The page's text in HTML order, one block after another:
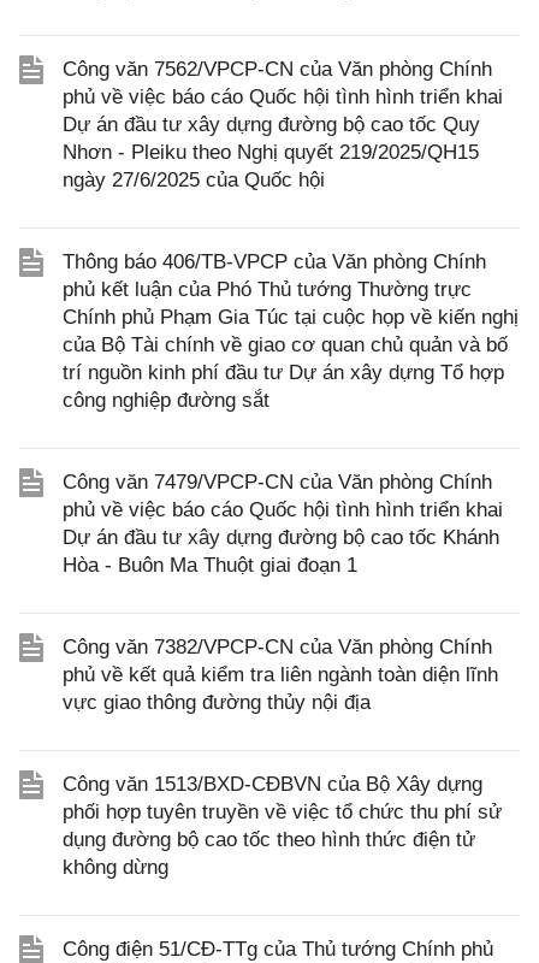
Công văn 7562/VPCP-CN của Văn phòng Chính
phủ về việc báo cáo Quốc hội tình hình triển khai
Dự án đầu tư xây dựng đường bộ cao tốc Quy
Nhơn - Pleiku theo Nghị quyết 219/2025/QH15
ngày 27/6/2025 của Quốc hội
Thông báo 406/TB-VPCP của Văn phòng Chính
phủ kết luận của Phó Thủ tướng Thường trực
Chính phủ Phạm Gia Túc tại cuộc họp về kiến nghị
của Bộ Tài chính về giao cơ quan chủ quản và bố
trí nguồn kinh phí đầu tư Dự án xây dựng Tổ hợp
công nghiệp đường sắt
Công văn 7479/VPCP-CN của Văn phòng Chính
phủ về việc báo cáo Quốc hội tình hình triển khai
Dự án đầu tư xây dựng đường bộ cao tốc Khánh
Hòa - Buôn Ma Thuột giai đoạn 1
Công văn 7382/VPCP-CN của Văn phòng Chính
phủ về kết quả kiểm tra liên ngành toàn diện lĩnh
vực giao thông đường thủy nội địa
Công văn 1513/BXD-CĐBVN của Bộ Xây dựng
phối hợp tuyên truyền về việc tổ chức thu phí sử
dụng đường bộ cao tốc theo hình thức điện tử
không dừng
Công điện 51/CĐ-TTg của Thủ tướng Chính phủ